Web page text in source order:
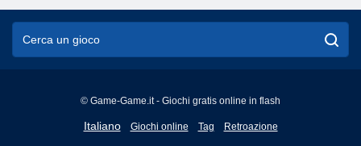
© Game-Game.it - Giochi gratis online in flash
Italiano
English
Giochi online Tag Retroazione